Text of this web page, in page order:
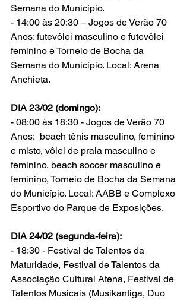
Semana do Município.
- 14:00 às 20:30 – Jogos de Verão 70
Anos: futevôlei masculino e futevôlei
feminino e Torneio de Bocha da
Semana do Município. Local: Arena
Anchieta.
DIA 23/02 (domingo):
- 08:00 às 18:30 - Jogos de Verão 70
Anos:  beach tênis masculino, feminino
e misto, vôlei de praia masculino e
feminino, beach soccer masculino e
feminino, Torneio de Bocha da Semana
do Município. Local: AABB e Complexo
Esportivo do Parque de Exposições.
DIA 24/02 (segunda-feira):
- 18:30 - Festival de Talentos da
Maturidade, Festival de Talentos da
Associação Cultural Atena, Festival de
Talentos Musicais (Musikantiga, Duo